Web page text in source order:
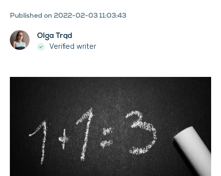
Olga Trąd
Verified writer
Published on 2022-02-03 11:03:43